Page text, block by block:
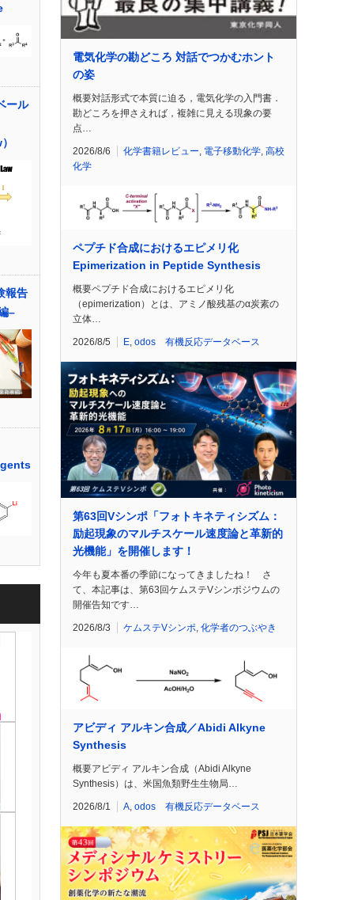
ール
報告
–
電気化学の勘どころ 対話でつかむホント
の姿
概要対話形式で本質に迫る，電気化学の入門書．
勘どころを押さえれば，複雑に見える現象の要
点…
2026/8/6 化学書籍レビュー, 電子移動化学, 高校
化学
ペプチド合成におけるエピメリ化
Epimerization in Peptide Synthesis
概要ペプチド合成におけるエピメリ化
（epimerization）とは、アミノ酸残基のα炭素の
立体…
2026/8/5 E, odos 有機反応データベース
第63回Vシンポ「フォトキネティシズム：
励起現象のマルチスケール速度論と革新的
光機能」を開催します！
今年も夏本番の季節になってきましたね！ さ
て、本記事は、第63回ケムステVシンポジウムの
開催告知です…
2026/8/3 ケムステVシンポ 化学者のつぶやき
アビディ アルキン合成／Abidi Alkyne
Synthesis
概要アビディ アルキン合成（Abidi Alkyne
Synthesis）は、米国魚類野生生物局…
2026/8/1 A odos 有機反応データベース